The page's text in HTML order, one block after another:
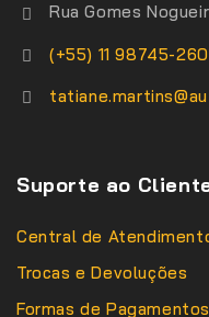
Rua Gomes
(+55) 11 98745-
Suporte ao
Central de
Trocas e Devoluções
Formas de Pagamentos